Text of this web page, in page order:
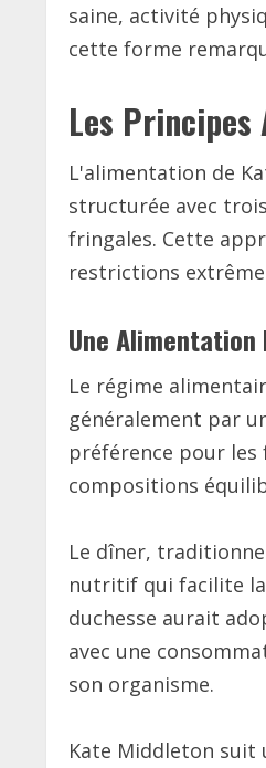
saine, activité
cette forme
Les Principes
L'alimentation de
structurée avec
fringales. Cette
restrictions
Une
Le régime
généralement par
préférence pour
compositions
Le dîner,
nutritif qui facilite
duchesse aurait
avec une
son organisme.
Kate Middleton suit